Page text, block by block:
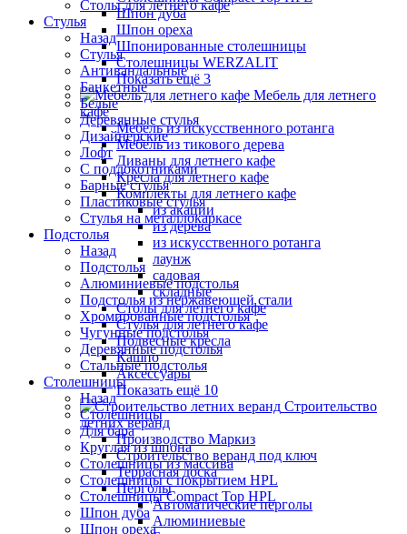
Шпон дуба
Шпон ореха
Шпонированные столешницы
Столешницы WERZALIT
Показать ещё 3
Мебель для летнего
кафе
Мебель из искусственного ротанга
Мебель из тикового дерева
Диваны для летнего кафе
Кресла для летнего кафе
Комплекты для летнего кафе
из акации
из дерева
из искусственного ротанга
лаунж
садовая
складные
Столы для летнего кафе
Стулья для летнего кафе
Подвесные кресла
Кашпо
Аксессуары
Показать ещё 10
Строительство
летних веранд
Производство Маркиз
Строительство веранд под ключ
Террасная доска
Перголы
Автоматические перголы
Алюминиевые
Столы для летнего кафе
Стулья
Назад
Стулья
Антивандальные
Банкетные
Белые
Деревянные стулья
Дизайнерские
Лофт
С подлокотниками
Барные стулья
Пластиковые стулья
Стулья на металлокаркасе
Подстолья
Назад
Подстолья
Алюминиевые подстолья
Подстолья из нержавеющей стали
Хромированные подстолья
Чугунные подстолья
Деревянные подстолья
Стальные подстолья
Столешницы
Назад
Столешницы
Для бара
Круглая из шпона
Столешницы из массива
Столешницы с покрытием HPL
Столешницы Сompact Top HPL
Шпон дуба
Шпон ореха